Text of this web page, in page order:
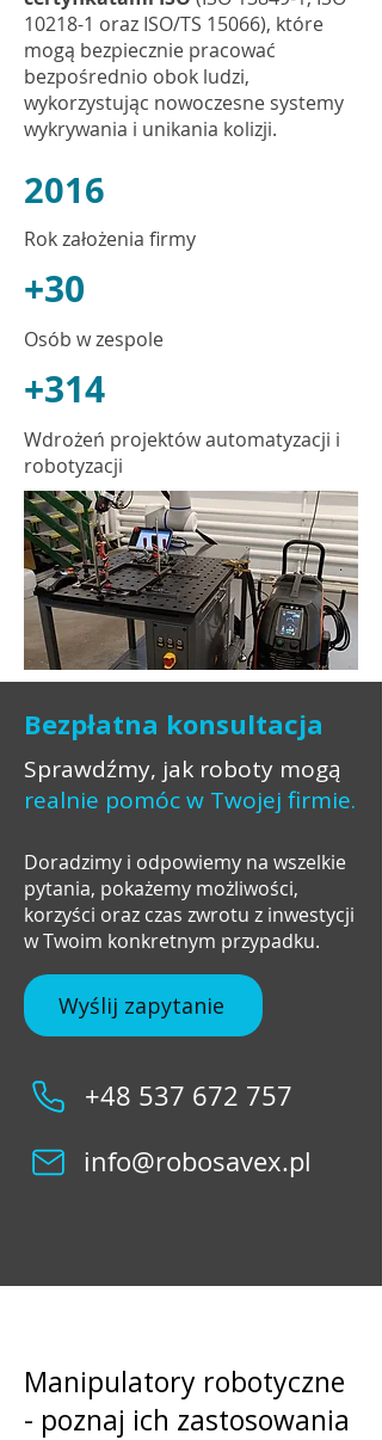
10218-1 oraz ISO/TS 15066), które
mogą bezpiecznie pracować
bezpośrednio obok ludzi,
wykorzystując nowoczesne systemy
wykrywania i unikania kolizji.
2016
Rok założenia firmy
+30
Osób w zespole
+314
Wdrożeń projektów automatyzacji i
robotyzacji
Bezpłatna konsultacja
Sprawdźmy, jak roboty mogą
realnie pomóc w Twojej firmie.
Doradzimy i odpowiemy na wszelkie
pytania, pokażemy możliwości,
korzyści oraz czas zwrotu z inwestycji
w Twoim konkretnym przypadku.
Wyślij zapytanie
+48 537 672 757
info@robosavex.pl
Manipulatory robotyczne
- poznaj ich zastosowania